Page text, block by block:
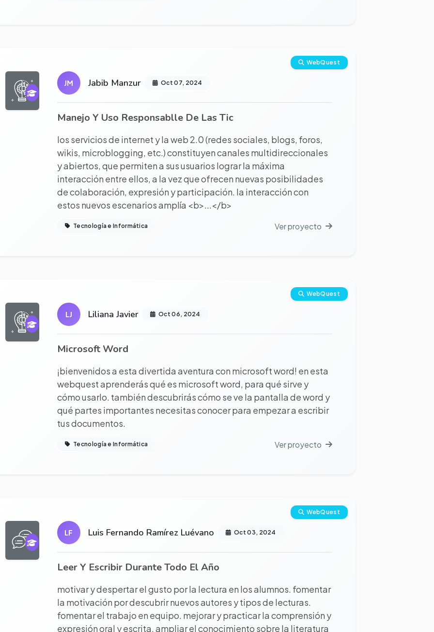
WebQuest
JM Jabib Manzur Oct 07, 2024
Manejo Y Uso Responsablle De Las Tic
los servicios de internet y la web 2.0 (redes sociales, blogs, foros,
wikis, microblogging, etc.) constituyen canales multidireccionales
y abiertos, que permiten a sus usuarios lograr la máxima
interacción entre ellos, a la vez que ofrecen nuevas posibilidades
de colaboración, expresión y participación. la interacción con
estos nuevos escenarios amplía <b>...</b>
Tecnología e Informática Ver proyecto
WebQuest
LJ Liliana Javier Oct 06, 2024
Microsoft Word
¡bienvenidos a esta divertida aventura con microsoft word! en esta
webquest aprenderás qué es microsoft word, para qué sirve y
cómo usarlo. también descubrirás cómo se ve la pantalla de word y
qué partes importantes necesitas conocer para empezar a escribir
tus documentos.
Tecnología e Informática Ver proyecto
WebQuest
LF Luis Fernando Ramírez Luévano Oct 03, 2024
Leer Y Escribir Durante Todo El Año
motivar y despertar el gusto por la lectura en los alumnos. fomentar
la motivación por descubrir nuevos autores y tipos de lecturas.
fomentar el trabajo en equipo. mejorar y practicar la comprensión y
expresión oral y escrita. ampliar el conocimiento sobre la literatura